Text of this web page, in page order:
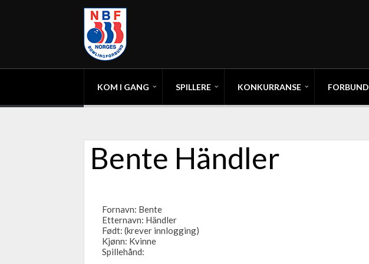
KOM I GANG SPILLERE KONKURRANSE FORBUND
Bente Händler
Fornavn: Bente
Etternavn: Händler
Født: (krever innlogging)
Kjønn: Kvinne
Spillehånd: